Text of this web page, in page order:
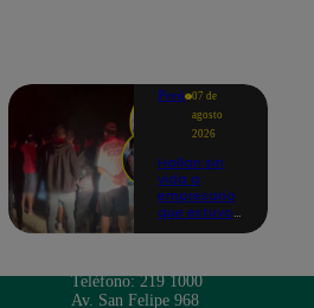
Perú 07 de
agosto
2026
Hallan sin
vida a
empresario
que estuvo
Teléfono: 219 1000
Av. San Felipe 968